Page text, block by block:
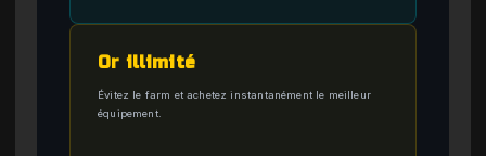
Or illimité
Évitez le farm et achetez instantanément le meilleur
équipement.